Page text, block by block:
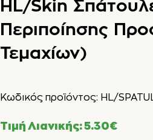
HL/Skin
Περιποίησης
Τεμαχίων)
Κωδικός προϊόντος: HL/
Τιμή Λιανικής:5.30€